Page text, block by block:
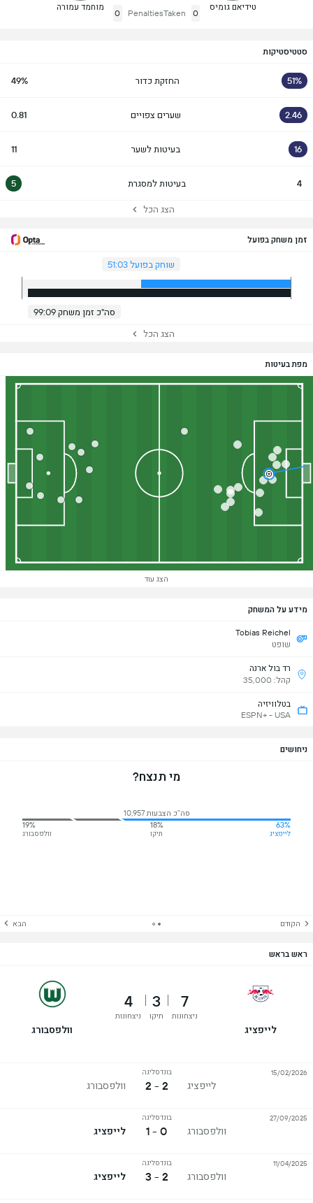
טידיאם גומיס
0
PenaltiesTaken
0
מוחמד עמורה
סטטיסטיקות
51% החזקת כדור 49%
2.46 שערים צפויים 0.81
16 בעיטות לשער 11
4 בעיטות למסגרת 5
הצג הכל
זמן משחק בפועל
שוחק בפועל 51:03
סה"כ זמן משחק 99:09
הצג הכל
מפת בעיטות
הצג עוד
מידע על המשחק
Tobias Reichel
שופט
רד בול ארנה
קהל: 35,000
בטלוויזיה
ESPN+ - USA
ניחושים
מי תנצח?
סה"כ הצבעות 10,957
63%
לייפציג
18%
תיקו
19%
וולפסבורג
הקודם הבא
ראש בראש
לייפציג
7
ניצחונות
3
תיקו
4
ניצחונות
וולפסבורג
לייפציג
בונדסליגה
2 - 2 וולפסבורג
15/02/2026
וולפסבורג
בונדסליגה
0 - 1 לייפציג
27/09/2025
וולפסבורג
בונדסליגה
2 - 3 לייפציג
11/04/2025